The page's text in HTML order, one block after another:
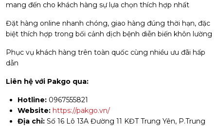
mang đến cho khách hàng sự lựa chọn thích hợp nhất
Đặt hàng online nhanh chóng, giao hàng đúng thời hạn, đặc
biệt thích hợp trong bối cảnh dịch bệnh diễn biến khôn lường
Phục vụ khách hàng trên toàn quốc cùng nhiều ưu đãi hấp
dẫn
Liên hệ với Pakgo qua:
Hotline: 0967555821
Website: https://pakgo.vn/
Địa chỉ: Số 16 Lô 13A Đường 11 KĐT Trung Yên, P.Trung